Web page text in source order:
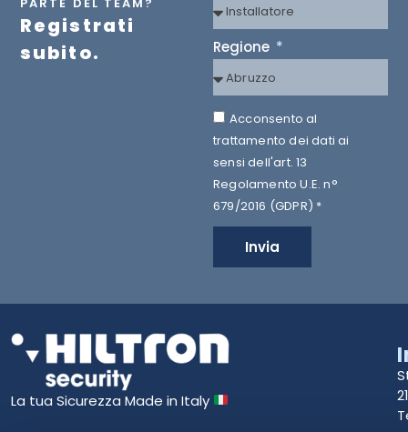
PARTE DEL TEAM?
Registrati
subito.
Regione
Acconsento al
trattamento dei dati ai
sensi dell'art. 13
Regolamento U.E. n°
679/2016 (GDPR) *
Invia
La tua Sicurezza Made in Italy